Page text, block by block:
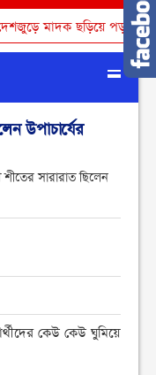
মাদক ছড়িয়ে পড়া রোধে
উপাচার্যের
সারারাত ছিলেন